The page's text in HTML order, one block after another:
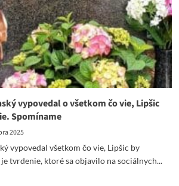
vypovedal o všetkom čo vie, Lipšic
Spomíname
2025
vypovedal všetkom čo vie, Lipšic by
tvrdenie, ktoré sa objavilo na sociálnych...